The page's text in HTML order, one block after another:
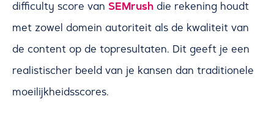
difficulty score van SEMrush die rekening houdt
met zowel domein autoriteit als de kwaliteit van
de content op de topresultaten. Dit geeft je een
realistischer beeld van je kansen dan traditionele
moeilijkheidsscores.